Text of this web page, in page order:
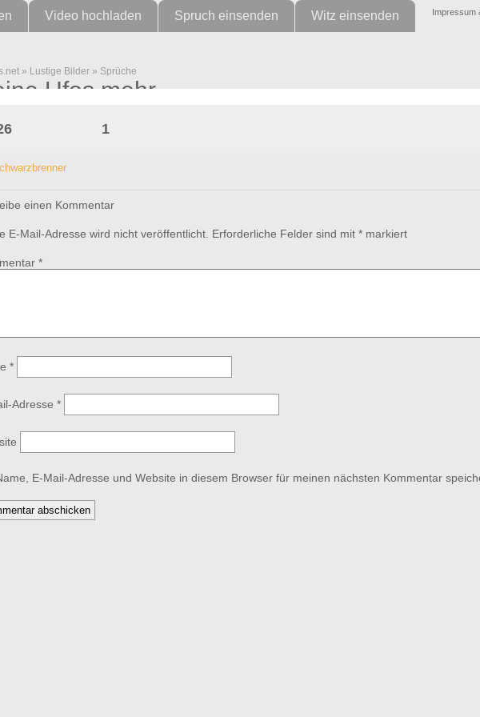
Impressum
Video hochladen Spruch einsenden Witz einsenden
» Lustige Bilder » Sprüche
Ufos mehr
1
einen Kommentar
E-Mail-Adresse wird nicht veröffentlicht. Erforderliche Felder sind mit * markiert
*
*
Adresse *
E-Mail-Adresse und Website in diesem Browser für meinen nächsten Kommentar